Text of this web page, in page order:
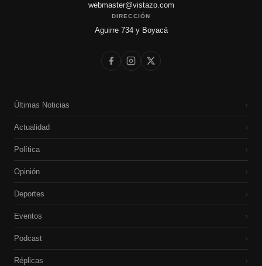
webmaster@vistazo.com
DIRECCIÓN
Aguirre 734 y Boyacá
Últimas Noticias ›
Actualidad ›
Política ›
Opinión ›
Deportes ›
Eventos ›
Podcast ›
Réplicas ›